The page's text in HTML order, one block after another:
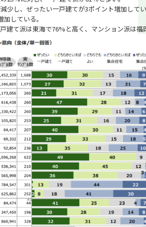
減少し、ぜったい一戸建てが3ポイント増加して
している。
建て派は東海で76%と高く、マンション派は